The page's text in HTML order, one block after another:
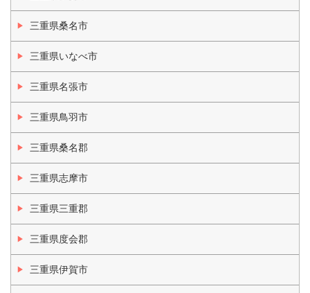
三重県桑名市
三重県いなべ市
三重県名張市
三重県鳥羽市
三重県桑名郡
三重県志摩市
三重県三重郡
三重県度会郡
三重県伊賀市